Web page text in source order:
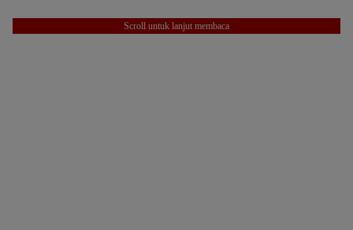
Scroll untuk lanjut membaca